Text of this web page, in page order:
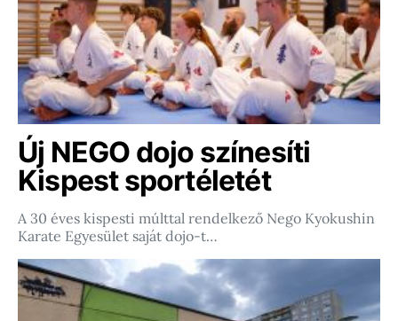
Új NEGO dojo színesíti
Kispest sportéletét
A 30 éves kispesti múlttal rendelkező Nego Kyokushin
Karate Egyesület saját dojo-t…